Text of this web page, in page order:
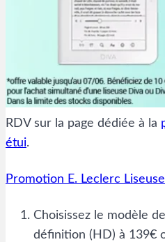
RDV sur la page dédiée à la
étui.
Promotion E. Leclerc
Choisissez le modèle
définition (HD) à 139€